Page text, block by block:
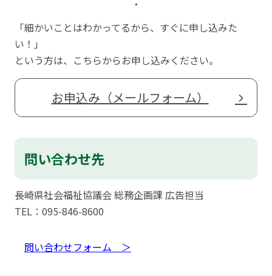
「細かいことはわかってるから、すぐに申し込みた
い！」
という方は、こちらからお申し込みください。
お申込み（メールフォーム）
問い合わせ先
長崎県社会福祉協議会 総務企画課 広告担当
TEL：095-846-8600
問い合わせフォーム ＞